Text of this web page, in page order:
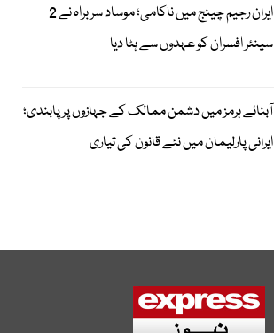
ایران رجیم چینج میں ناکامی؛ موساد سربراہ نے 2
سینئر افسران کو عہدوں سے ہٹا دیا
آبنائے ہرمز میں دشمن ممالک کے جہازوں پر پابندی؛
ایرانی پارلیمان میں نئے قانون کی تیاری